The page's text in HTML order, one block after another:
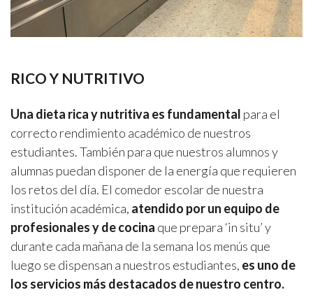
RICO Y NUTRITIVO
Una dieta rica y nutritiva es fundamental para el
correcto rendimiento académico de nuestros
estudiantes. También para que nuestros alumnos y
alumnas puedan disponer de la energía que requieren
los retos del día. El comedor escolar de nuestra
institución académica, atendido por un equipo de
profesionales y de cocina que prepara ‘in situ’ y
durante cada mañana de la semana los menús que
luego se dispensan a nuestros estudiantes, es uno de
los servicios más destacados de nuestro centro.